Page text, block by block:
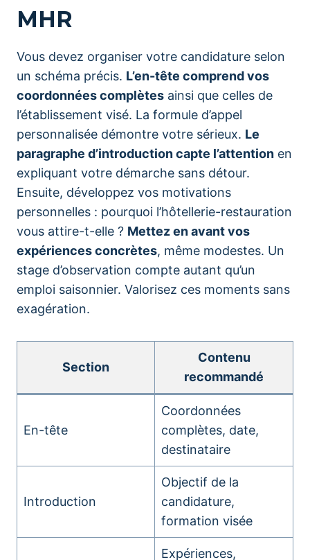
MHR
Vous devez organiser votre candidature selon
un schéma précis. L’en-tête comprend vos
coordonnées complètes ainsi que celles de
l’établissement visé. La formule d’appel
personnalisée démontre votre sérieux. Le
paragraphe d’introduction capte l’attention en
expliquant votre démarche sans détour.
Ensuite, développez vos motivations
personnelles : pourquoi l’hôtellerie-restauration
vous attire-t-elle ? Mettez en avant vos
expériences concrètes, même modestes. Un
stage d’observation compte autant qu’un
emploi saisonnier. Valorisez ces moments sans
exagération.
Section
Contenu
recommandé
En-tête
Coordonnées
complètes, date,
destinataire
Introduction
Objectif de la
candidature,
formation visée
Expériences,